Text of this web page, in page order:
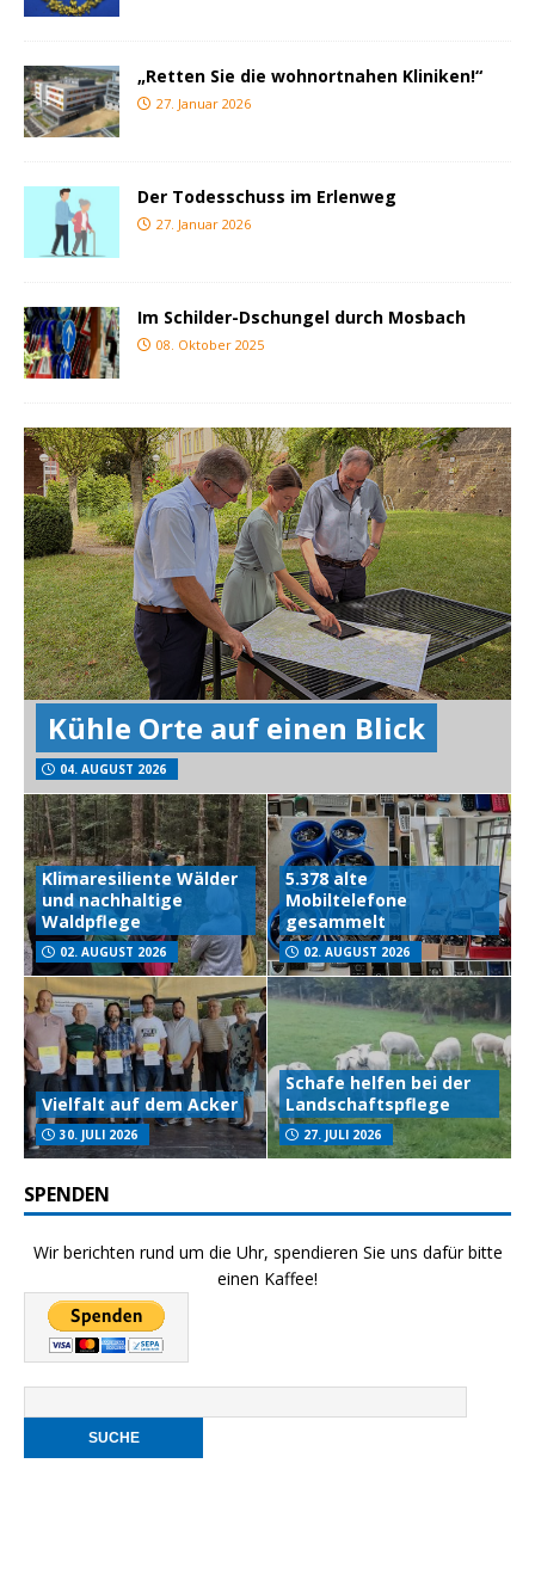
„Retten Sie die wohnortnahen Kliniken!“
27. Januar 2026
Der Todesschuss im Erlenweg
27. Januar 2026
Im Schilder-Dschungel durch Mosbach
08. Oktober 2025
Kühle Orte auf einen Blick
04. AUGUST 2026
Klimaresiliente Wälder
und nachhaltige
Waldpflege
02. AUGUST 2026
5.378 alte
Mobiltelefone
gesammelt
02. AUGUST 2026
Vielfalt auf dem Acker
30. JULI 2026
Schafe helfen bei der
Landschaftspflege
27. JULI 2026
SPENDEN
Wir berichten rund um die Uhr, spendieren Sie uns dafür bitte
einen Kaffee!